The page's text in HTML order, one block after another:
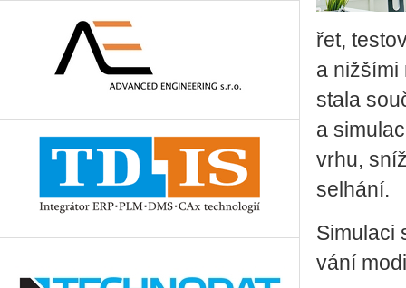
řet,
a niž­ší­mi
stala
a
vr­hu,
se­lhá­ní.
Si­mu­la­ci
vá­ní